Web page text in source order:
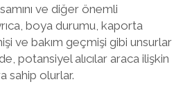
ve diğer önemli
boya durumu, kaporta
ve bakım geçmişi gibi unsurlar
potansiyel alıcılar araca ilişkin
sahip olurlar.